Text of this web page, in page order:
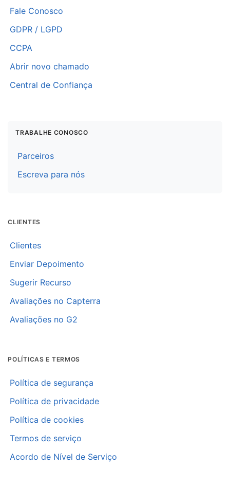
Fale Conosco
GDPR / LGPD
CCPA
Abrir novo chamado
Central de Confiança
TRABALHE CONOSCO
Parceiros
Escreva para nós
CLIENTES
Clientes
Enviar Depoimento
Sugerir Recurso
Avaliações no Capterra
Avaliações no G2
POLÍTICAS E TERMOS
Política de segurança
Política de privacidade
Política de cookies
Termos de serviço
Acordo de Nível de Serviço